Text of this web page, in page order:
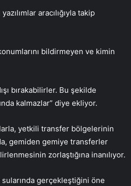
aracılığıyla takip
bildirmeyen ve kimin
bırakabilirler. Bu şekilde
kalmazlar” diye ekliyor.
yetkili transfer bölgelerinin
gemiden gemiye transferler
zorlaştığına inanılıyor.
gerçekleştiğini öne